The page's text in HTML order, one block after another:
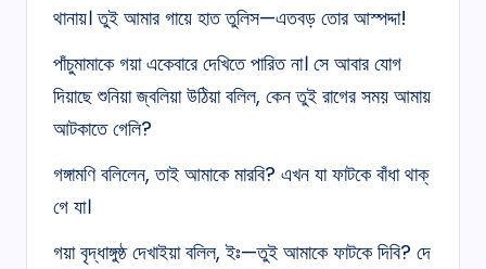
থানায়। তুই আমার গায়ে হাত তুলিস—এতবড় তোর আস্পদ্দা!
পাঁচুমামাকে গয়া একেবারে দেখিতে পারিত না। সে আবার যোগ
দিয়াছে শুনিয়া জ্বলিয়া উঠিয়া বলিল, কেন তুই রাগের সময় আমায়
আটকাতে গেলি?
গঙ্গামণি বলিলেন, তাই আমাকে মারবি? এখন যা ফাটকে বাঁধা থাক্‌
গে যা।
গয়া বৃদ্ধাঙ্গুষ্ঠ দেখাইয়া বলিল, ইঃ—তুই আমাকে ফাটকে দিবি? দে